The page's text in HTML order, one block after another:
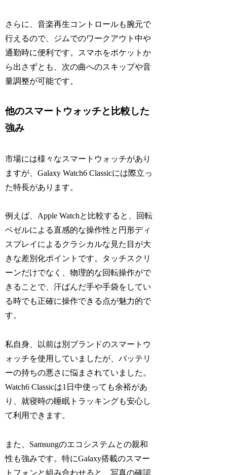
さらに、音楽再生コントロールも腕元で
行えるので、ジムでのワークアウト中や
通勤時に便利です。スマホをポケットか
ら出さずとも、次の曲へのスキップや音
量調整が可能です。
他のスマートウォッチと比較した
強み
市場には様々なスマートウォッチがあり
ますが、Galaxy Watch6 Classicには際立っ
た特長があります。
例えば、Apple Watchと比較すると、回転
ベゼルによる直感的な操作性と円形ディ
スプレイによるクラシカルな見た目が大
きな差別化ポイントです。タッチスクリ
ーンだけでなく、物理的な回転操作がで
きることで、汗ばんだ手や手袋をしてい
る時でも正確に操作できる点が魅力的で
す。
私自身、以前は別ブランドのスマートウ
ォッチを使用していましたが、バッテリ
ーの持ちの悪さに悩まされていました。
Watch6 Classicは1日中使っても余裕があ
り、就寝時の睡眠トラッキングも安心し
て利用できます。
また、Samsungのエコシステムとの親和
性も強みです。特にGalaxy搭載のスマー
トフォンと組み合わせると、写真の確認